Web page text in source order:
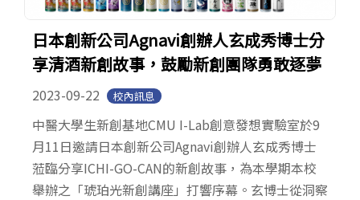
日本創新公司Agnavi創辦人玄成秀博士分
享清酒新創故事，鼓勵新創團隊勇敢逐夢
2023-09-22 校內訊息
中醫大學生新創基地CMU I-Lab創意發想實驗室於9
月11日邀請日本創新公司Agnavi創辦人玄成秀博士
蒞臨分享ICHI-GO-CAN的新創故事，為本學期本校
舉辦之「琥珀光新創講座」打響序幕。玄博士從洞察